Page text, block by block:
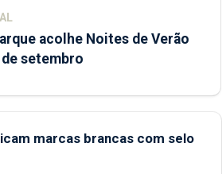
acolhe Noites de Verão
setembro
marcas brancas com selo